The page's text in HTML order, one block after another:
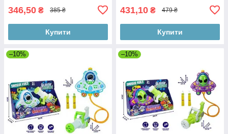
346,50 ₴ 385 ₴
Купити
431,10 ₴ 479 ₴
Купити
–10% –10%